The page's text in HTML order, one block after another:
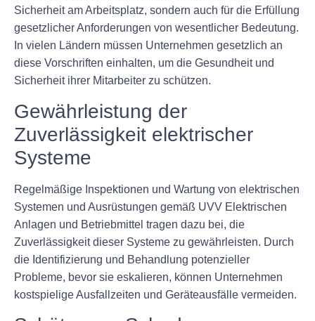
Sicherheit am Arbeitsplatz, sondern auch für die Erfüllung
gesetzlicher Anforderungen von wesentlicher Bedeutung.
In vielen Ländern müssen Unternehmen gesetzlich an
diese Vorschriften einhalten, um die Gesundheit und
Sicherheit ihrer Mitarbeiter zu schützen.
Gewährleistung der
Zuverlässigkeit elektrischer
Systeme
Regelmäßige Inspektionen und Wartung von elektrischen
Systemen und Ausrüstungen gemäß UVV Elektrischen
Anlagen und Betriebmittel tragen dazu bei, die
Zuverlässigkeit dieser Systeme zu gewährleisten. Durch
die Identifizierung und Behandlung potenzieller
Probleme, bevor sie eskalieren, können Unternehmen
kostspielige Ausfallzeiten und Geräteausfälle vermeiden.